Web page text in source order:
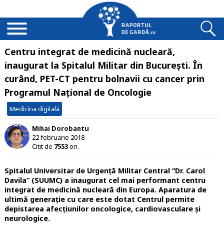
Centru integrat de medicină nucleară,
inaugurat la Spitalul Militar din București. În
curând, PET-CT pentru bolnavii cu cancer prin
Programul Național de Oncologie
Medicina digitală
Mihai Dorobantu
22 februarie 2018
Citit de 7553ori.
Spitalul Universitar de Urgență Militar Central “Dr. Carol
Davila” (SUUMC) a inaugurat cel mai performant centru
integrat de medicină nucleară din Europa. Aparatura de
ultimă generație cu care este dotat Centrul permite
depistarea afecțiunilor oncologice, cardiovasculare și
neurologice.